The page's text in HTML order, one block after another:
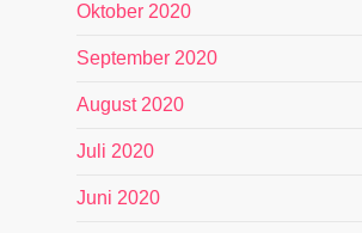
Oktober 2020
September 2020
August 2020
Juli 2020
Juni 2020